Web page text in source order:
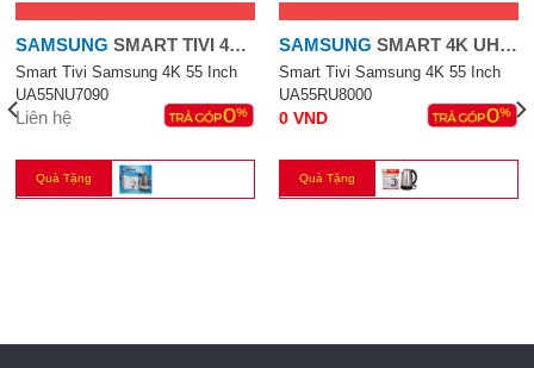
HẾT HÀNG
SAMSUNG SMART TIVI 4K
55''
Smart Tivi Samsung 4K 55 Inch
UA55NU7090
Liên hệ
Quà Tặng
HẾT HÀNG
SAMSUNG SMART 4K UHD
55 INCH
Smart Tivi Samsung 4K 55 Inch
UA55RU8000
0 VND
Quà Tặng